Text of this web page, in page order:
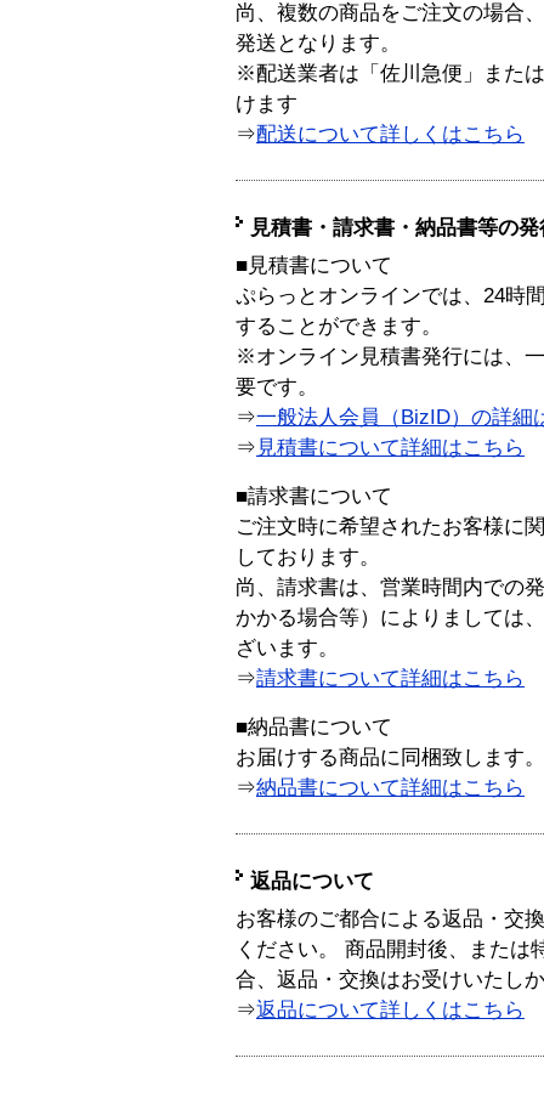
尚、複数の商品をご注文の場合
発送となります。
※配送業者は「佐川急便」また
けます
⇒配送について詳しくはこちら
見積書・請求書・納品書等の
■見積書について
ぷらっとオンラインでは、24時
することができます。
※オンライン見積書発行には、
要です。
⇒一般法人会員（BizID）の詳細
⇒ 見積書について詳細はこちら
■請求書について
ご注文時に希望されたお客様に
しております。
尚、請求書は、営業時間内での
かかる場合等）によりましては
ざいます。
⇒請求書について詳細はこちら
■納品書について
お届けする商品に同梱致します。
⇒納品書について詳細はこちら
返品について
お客様のご都合による返品・交
ください。 商品開封後、または
合、返品・交換はお受けいたし
⇒返品について詳しくはこちら